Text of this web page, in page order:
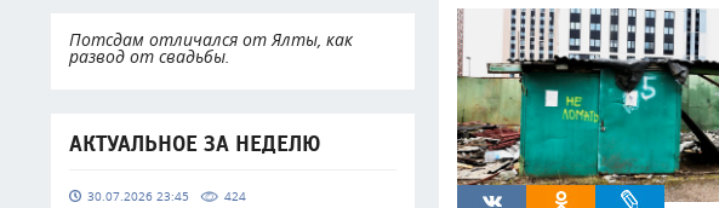
Потсдам отличался от Ялты, как
развод от свадьбы.
АКТУАЛЬНОЕ ЗА НЕДЕЛЮ
30.07.2026 23:45 424